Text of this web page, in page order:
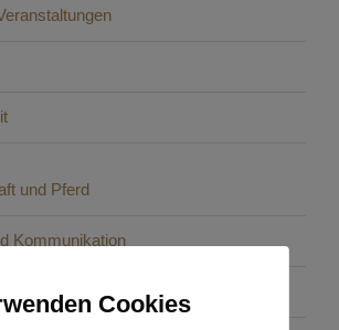
und Pferd
Kommunikation
GebrauchsgüterCookies